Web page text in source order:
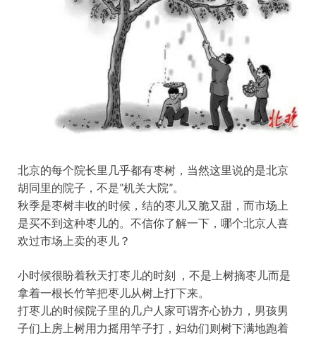
北京的每个院长里几乎都有枣树，当然这里说的是北京
胡同里的院子，不是”机关大院”。
秋季是枣树丰收的时候，结的枣儿又脆又甜，而市场上
是买不到这种枣儿的。不信你了解一下，哪个北京人喜
欢过市场上卖的枣儿？
小时候很盼着秋天打枣儿的时刻 ，不是上树摘枣儿而是
拿着一根长竹竿把枣儿从树上打下来。
打枣儿的时候院子里的几户人家可谓齐心协力，男孩男
子们上房上树用力摇用竿子打，妇幼们则树下满地跑着